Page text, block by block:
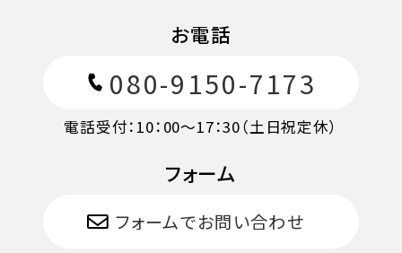
お電話
080-9150-7173
電話受付：10：00～17：30（土日祝定休）
フォーム
フォームでお問い合わせ